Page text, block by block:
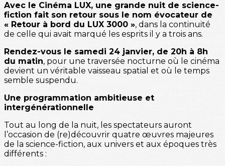
Avec le Cinéma LUX, une grande nuit de science-
fiction fait son retour sous le nom évocateur de
« Retour à bord du LUX 3000 », dans la continuité
de celle qui avait marqué les esprits il y a trois ans.
Rendez-vous le samedi 24 janvier, de 20h à 8h
du matin, pour une traversée nocturne où le cinéma
devient un véritable vaisseau spatial et où le temps
semble suspendu.
Une programmation ambitieuse et
intergénérationnelle
Tout au long de la nuit, les spectateurs auront
l’occasion de (re)découvrir quatre œuvres majeures
de la science-fiction, aux univers et aux époques très
différents :